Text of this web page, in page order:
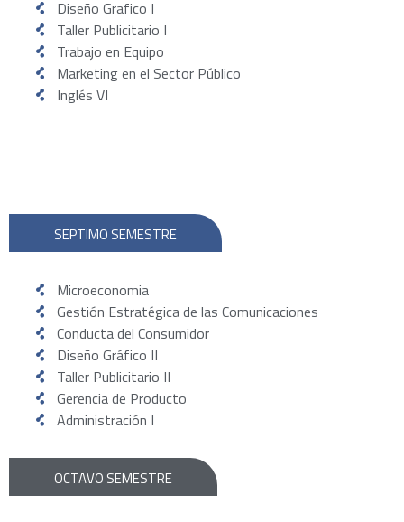
Diseño Grafico I
Taller Publicitario I
Trabajo en Equipo
Marketing en el Sector Público
Inglés VI
SEPTIMO SEMESTRE
Microeconomia
Gestión Estratégica de las Comunicaciones
Conducta del Consumidor
Diseño Gráfico II
Taller Publicitario II
Gerencia de Producto
Administración I
OCTAVO SEMESTRE